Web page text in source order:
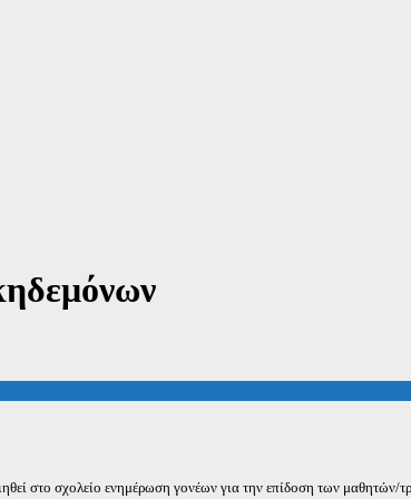
στο σχολείο ενημέρωση γονέων για την επίδοση των